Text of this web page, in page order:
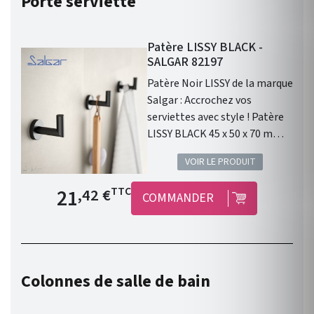
Patère LISSY BLACK -
SALGAR 82197
Patère Noir LISSY de la marque
Salgar : Accrochez vos
serviettes avec style ! Patère
LISSY BLACK 45 x 50 x 70 mm
Gamme : Lissy. Finition : Noir
mm / Largeur 45 mm /
Profondeur 70 mm . Matériau
principal : Laiton et Zinc .
noir et blanc mat qui la
VOIR LE PRODUIT
Prix de base
21,42 €TTC COMMANDER
Colonnes de salle de bain